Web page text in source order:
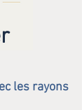
les rayons